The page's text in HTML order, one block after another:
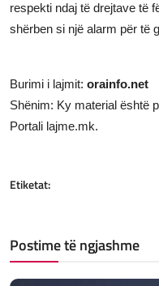
respekti ndaj të drejtave të
shërben si një alarm për të
Burimi i lajmit: orainfo.net
Shënim: Ky material është
Portali lajme.mk.
Etiketat:
Postime të ngjashme